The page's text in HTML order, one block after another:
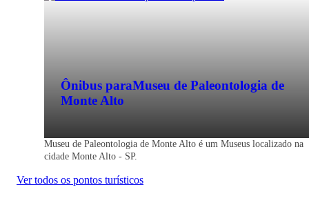
Ônibus paraMuseu de Paleontologia de
Monte Alto
Museu de Paleontologia de Monte Alto é um Museus localizado na
cidade Monte Alto - SP.
Ver todos os pontos turísticos